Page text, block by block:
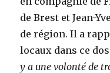
de Brest et Jean-
de région. Il a
locaux dans ce
y a une volonté de